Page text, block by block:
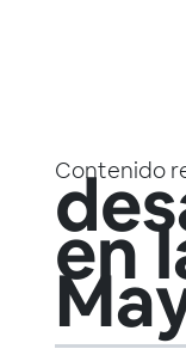
Contenido
en